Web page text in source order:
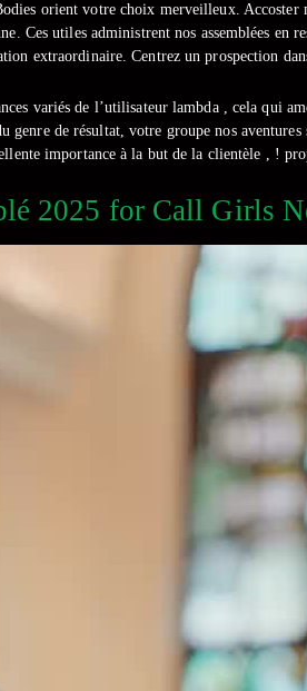
orient votre choix merveilleux.
Ces utiles administrent nos assemblées en
extraordinaire. Centrez un prospection
variés de l’utilisateur lambda , cela qui
de résultat, votre groupe nos
importance à la but de la clientèle , !
2025 for Call Girls